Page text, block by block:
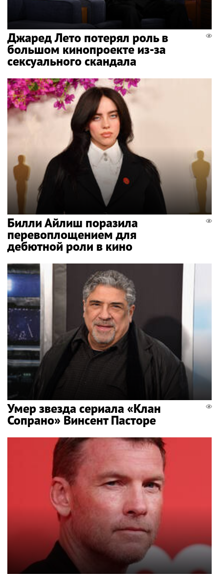
Джаред Лето потерял роль в
большом кинопроекте из-за
сексуального скандала
Билли Айлиш поразила
перевоплощением для
дебютной роли в кино
Умер звезда сериала «Клан
Сопрано» Винсент Пасторе